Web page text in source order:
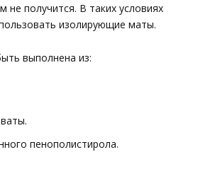
не получится. В таких условиях
изолирующие маты.
выполнена из:
пенополистирола.